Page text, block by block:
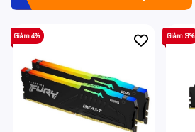
Giảm 4% Giảm 9%